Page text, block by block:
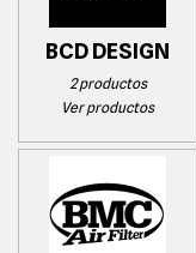
BCD DESIGN
2 productos
Ver productos